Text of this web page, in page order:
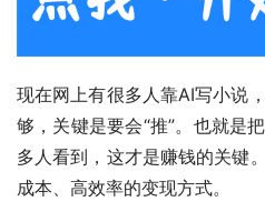
现在网上有很多人靠AI写小说
够，关键是要会“推”。也就是
多人看到，这才是赚钱的关键
成本、高效率的变现方式。